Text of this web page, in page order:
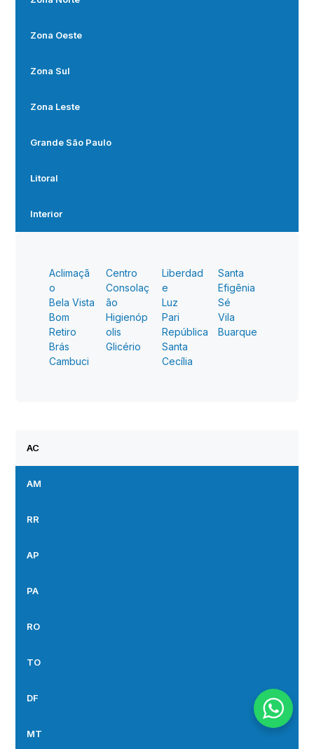
Zona Oeste
Zona Sul
Zona Leste
Grande São Paulo
Litoral
Interior
Aclimaçã
o
Bela Vista
Bom
Retiro
Brás
Cambuci
Centro
Consolaç
ão
Higienóp
olis
Glicério
Liberdad
e
Luz
Pari
República
Santa
Cecília
Santa
Efigênia
Sé
Vila
Buarque
AC
AM
RR
AP
PA
RO
TO
DF
MT